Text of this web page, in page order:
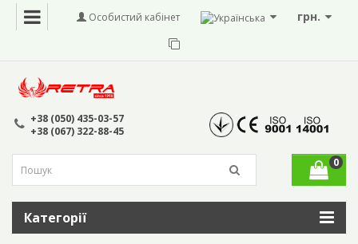
грн.
Особистий кабінет
+38 (050) 435-03-57
+38 (067) 322-88-45
0
Категорії